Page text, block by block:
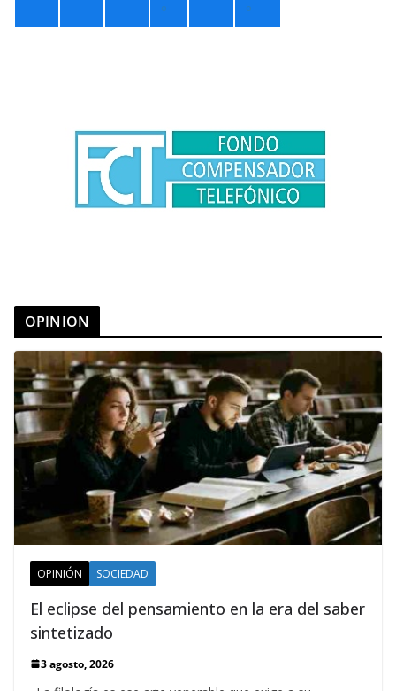
°
°
OPINION
OPINIÓN SOCIEDAD
El eclipse del pensamiento en la era del saber
sintetizado
3 agosto, 2026